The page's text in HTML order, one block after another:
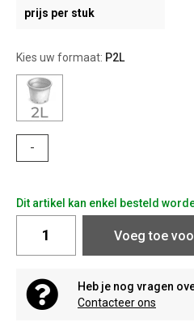
prijs per stuk
Kies uw formaat: P2L
-
Dit artikel kan enkel besteld
Voeg toe
Heb je nog vragen
Contacteer ons